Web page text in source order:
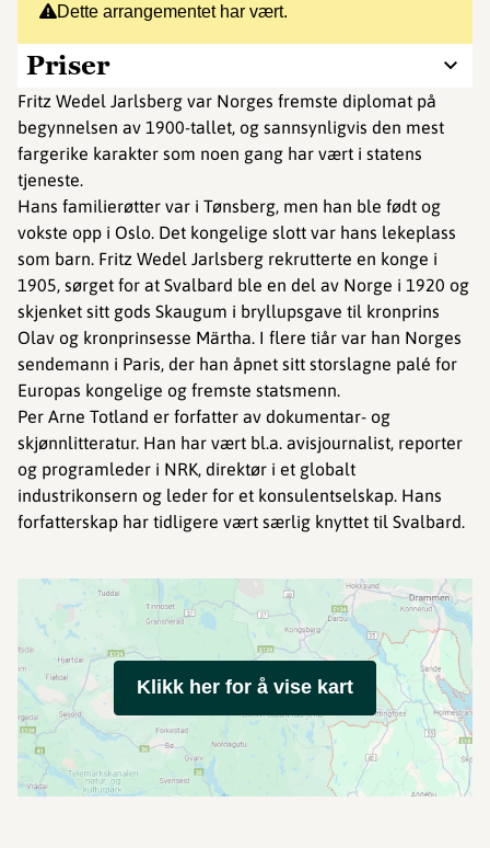
Dette arrangementet har vært.
Priser
Fritz Wedel Jarlsberg var Norges fremste diplomat på
begynnelsen av 1900-tallet, og sannsynligvis den mest
fargerike karakter som noen gang har vært i statens
tjeneste.
Hans familierøtter var i Tønsberg, men han ble født og
vokste opp i Oslo. Det kongelige slott var hans lekeplass
som barn. Fritz Wedel Jarlsberg rekrutterte en konge i
1905, sørget for at Svalbard ble en del av Norge i 1920 og
skjenket sitt gods Skaugum i bryllupsgave til kronprins
Olav og kronprinsesse Märtha. I flere tiår var han Norges
sendemann i Paris, der han åpnet sitt storslagne palé for
Europas kongelige og fremste statsmenn.
Per Arne Totland er forfatter av dokumentar- og
skjønnlitteratur. Han har vært bl.a. avisjournalist, reporter
og programleder i NRK, direktør i et globalt
industrikonsern og leder for et konsulentselskap. Hans
forfatterskap har tidligere vært særlig knyttet til Svalbard.
Klikk her for å vise kart